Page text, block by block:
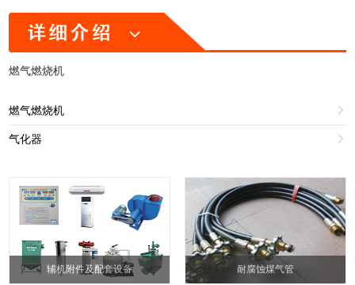
燃气燃烧机
燃气燃烧机 
气化器 
辅机附件及配套设备 耐腐蚀煤气管